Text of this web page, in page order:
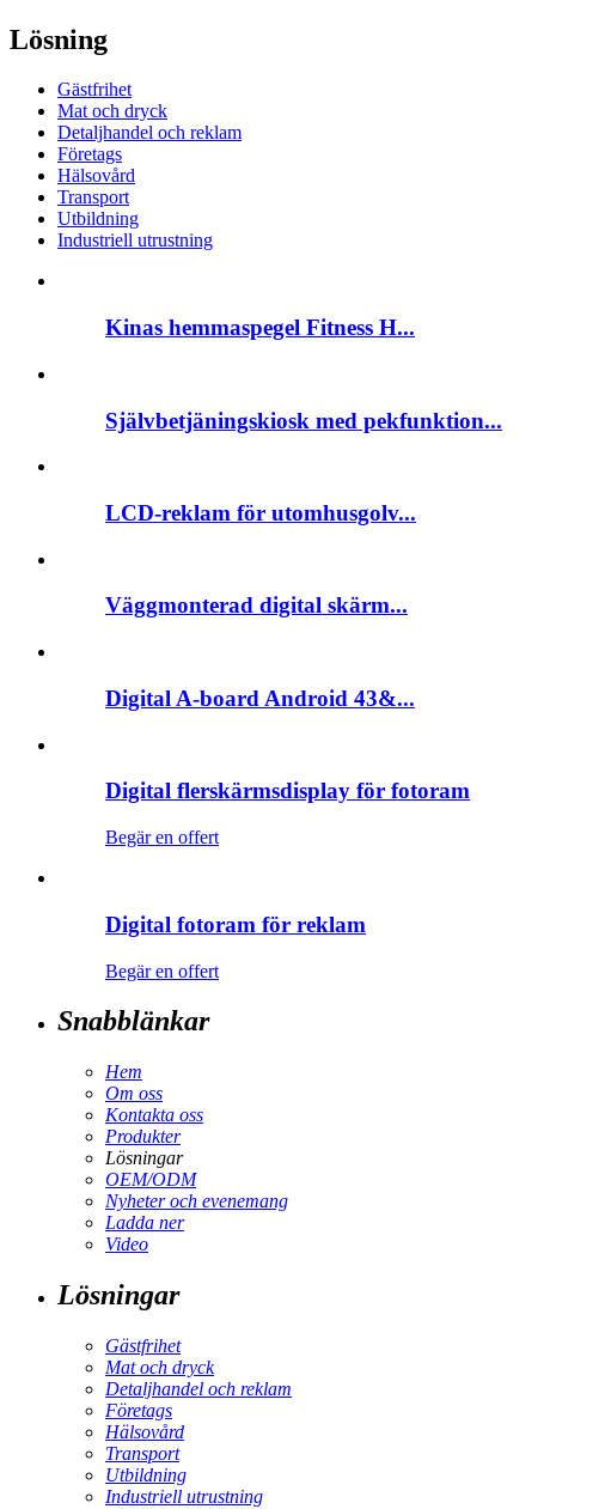
Lösning
Gästfrihet
Mat och dryck
Detaljhandel och reklam
Företags
Hälsovård
Transport
Utbildning
Industriell utrustning
Kinas hemmaspegel Fitness H...
Självbetjäningskiosk med pekfunktion...
LCD-reklam för utomhusgolv...
Väggmonterad digital skärm...
Digital A-board Android 43&...
Digital flerskärmsdisplay för fotoram
Begär en offert
Digital fotoram för reklam
Begär en offert
Snabblänkar
Hem
Om oss
Kontakta oss
Produkter
Lösningar
OEM/ODM
Nyheter och evenemang
Ladda ner
Video
Lösningar
Gästfrihet
Mat och dryck
Detaljhandel och reklam
Företags
Hälsovård
Transport
Utbildning
Industriell utrustning